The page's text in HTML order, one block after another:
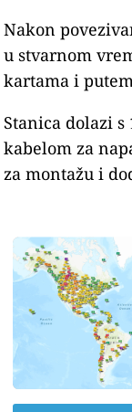
Nakon
u stvarnom
kartama i
Stanica dolazi
kabelom za
za montažu i